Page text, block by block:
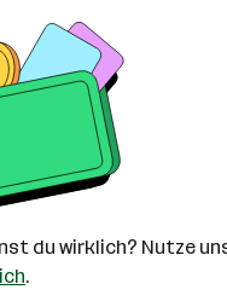
du wirklich? Nutze
.